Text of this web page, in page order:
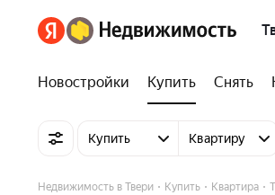
Новостройки Купить Снять
Купить Квартиру
Недвижимость в Твери Купить Квартира